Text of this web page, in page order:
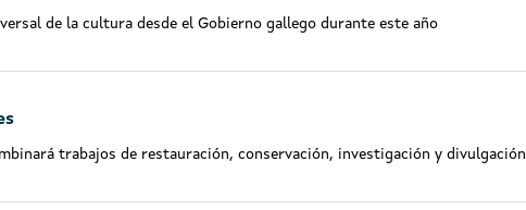
de la cultura desde el Gobierno gallego durante este año
trabajos de restauración, conservación, investigación y divulgación